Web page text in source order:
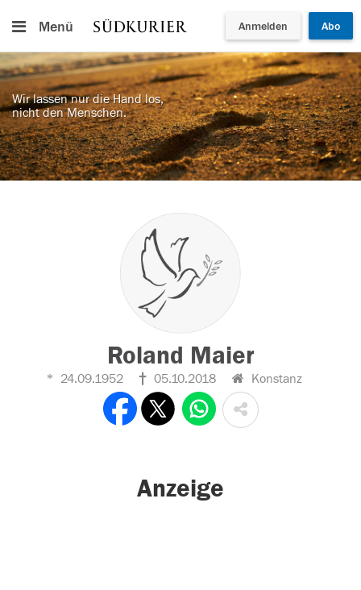
Menü Anmelden Abo
Wir lassen nur die Hand los,
nicht den Menschen.
Roland Maier
24.09.1952 05.10.2018 Konstanz
Anzeige